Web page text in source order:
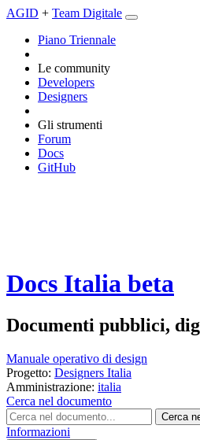
AGID + Team Digitale
Piano Triennale
Le community
Developers
Designers
Gli strumenti
Forum
Docs
GitHub
Docs Italia beta
Documenti pubblici,
Manuale operativo di design
Progetto: Designers Italia
Amministrazione: italia
Cerca nel documento
Cerca
Informazioni